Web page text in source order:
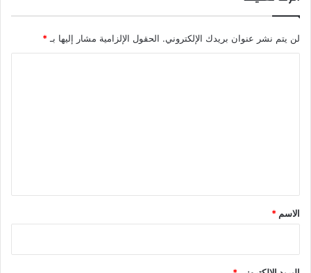
لن يتم نشر عنوان بريدك الإلكتروني. الحقول الإلزامية مشار إليها بـ *
*
الاسم *